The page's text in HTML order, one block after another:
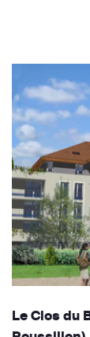
Le Clos du